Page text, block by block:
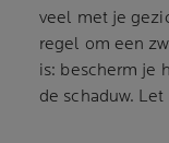
veel met je
regel om een
is: bescherm je
de schaduw.